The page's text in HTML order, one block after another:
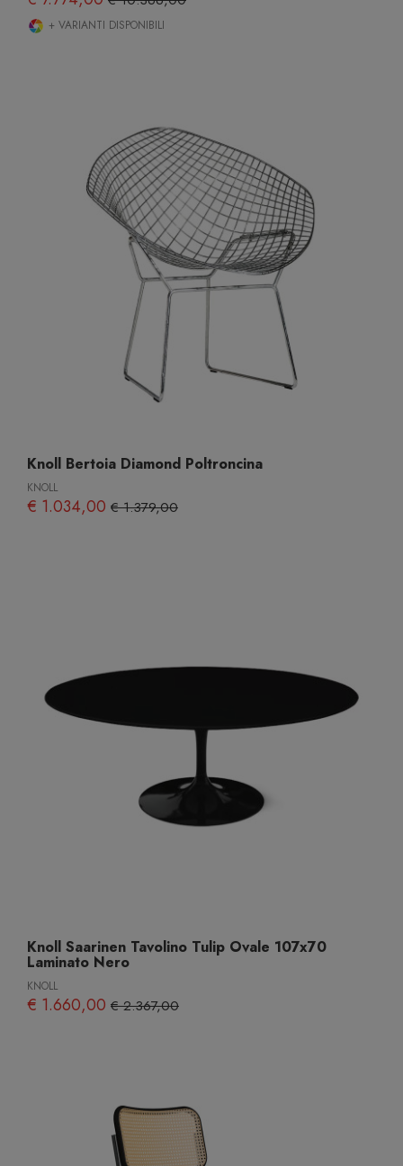
+ VARIANTI DISPONIBILI
Knoll Bertoia Diamond Poltroncina
KNOLL
€ 1.034,00 € 1.379,00
Knoll Saarinen Tavolino Tulip Ovale 107x70
Laminato Nero
KNOLL
€ 1.660,00 € 2.367,00